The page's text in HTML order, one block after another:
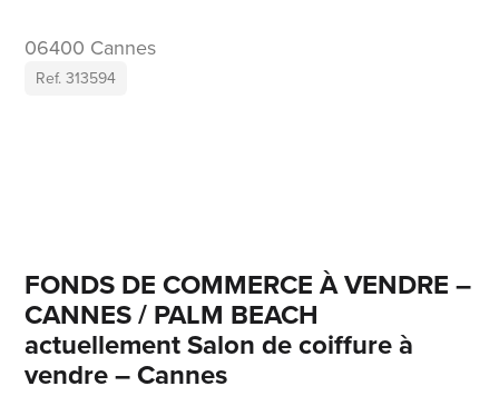
06400 Cannes
Ref. 313594
FONDS DE COMMERCE À VENDRE –
CANNES / PALM BEACH
actuellement Salon de coiffure à
vendre – Cannes